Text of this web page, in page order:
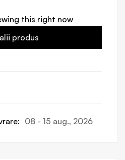
this right now
produs
08 - 15 aug., 2026